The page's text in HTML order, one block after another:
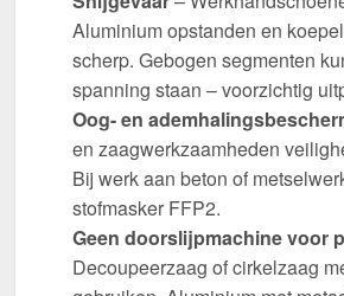
Aluminium opstanden en
scherp. Gebogen segmenten
spanning staan – voorzichtig
Oog- en
en zaagwerkzaamheden
Bij werk aan beton of
stofmasker FFP2.
Geen doorslijpmachine voor
Decoupeerzaag of cirkelzaag